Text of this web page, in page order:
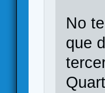
No
que